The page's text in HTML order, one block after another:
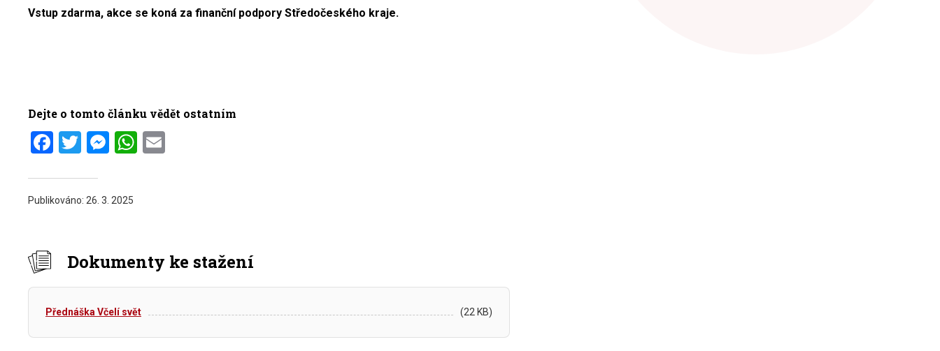
Vstup zdarma, akce se koná za finanční podpory Středočeského kraje.
Dejte o tomto článku vědět ostatním
Facebook
Twitter
Messenger
WhatsApp
Publikováno: 26. 3. 2025
Dokumenty ke stažení
Přednáška Včelí svět (22 KB)